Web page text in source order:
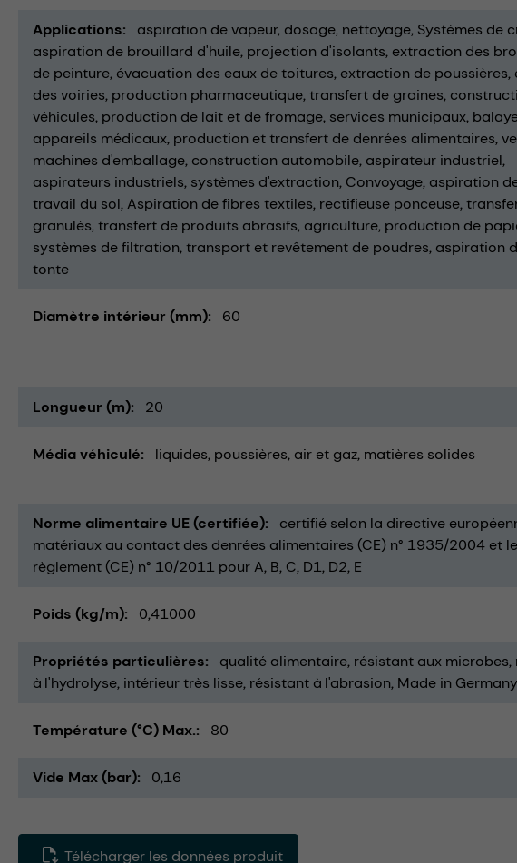
Applications aspiration de vapeur dosage nettoyage Systèmes de
aspiration de brouillard d'huile projection d'isolants extraction des
de peinture évacuation des eaux de toitures extraction de poussières
des voiries production pharmaceutique transfert de graines
véhicules production de lait et de fromage services municipaux
appareils médicaux production et transfert de denrées alimentaires
machines d'emballage construction automobile aspirateur industriel
aspirateurs industriels systèmes d'extraction Convoyage aspiration
travail du sol Aspiration de fibres textiles rectifieuse ponceuse
granulés transfert de produits abrasifs agriculture production de
systèmes de filtration transport et revêtement de poudres aspiration
tonte
Diamètre intérieur (mm) 60
Longueur (m) 20
Média véhiculé liquides poussières air et gaz matières solides
Norme alimentaire UE (certifiée)
certifié selon la directive
matériaux au contact des denrées alimentaires (CE) n° 1935/2004 et le
règlement (CE) n° 10/2011 pour A, B, C, D1, D2, E
Poids (kg/m) 0,41000
Propriétés particulières qualité alimentaire résistant aux microbes
à l'hydrolyse intérieur très lisse résistant à l'abrasion Made in Germany
Température (°C) Max. 80
Vide Max (bar) 0,16
Télécharger les données produit